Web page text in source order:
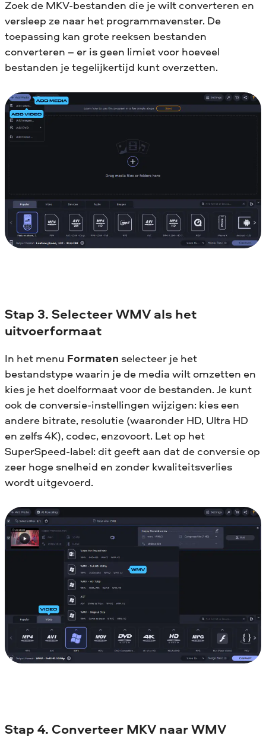
Zoek de MKV-bestanden die je wilt converteren en
versleep ze naar het programmavenster. De
toepassing kan grote reeksen bestanden
converteren – er is geen limiet voor hoeveel
bestanden je tegelijkertijd kunt overzetten.
Stap 3. Selecteer WMV als het
uitvoerformaat
In het menu Formaten selecteer je het
bestandstype waarin je de media wilt omzetten en
kies je het doelformaat voor de bestanden. Je kunt
ook de conversie-instellingen wijzigen: kies een
andere bitrate, resolutie (waaronder HD, Ultra HD
en zelfs 4K), codec, enzovoort. Let op het
SuperSpeed-label: dit geeft aan dat de conversie op
zeer hoge snelheid en zonder kwaliteitsverlies
wordt uitgevoerd.
Stap 4. Converteer MKV naar WMV